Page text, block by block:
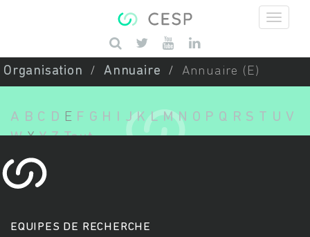
Saisissez vos mots-clés
Organisation Annuaire Annuaire (E)
A B C D E F G H J K L M N O P Q R S T U V
W X Y Z Tout
EQUIPES DE RECHERCHE